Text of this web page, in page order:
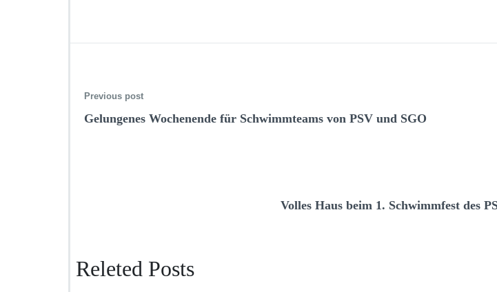
Previous post
Gelungenes Wochenende für Schwimmteams von PSV und SGO
Volles Haus beim 1. Schwimmfest des
Releted Posts